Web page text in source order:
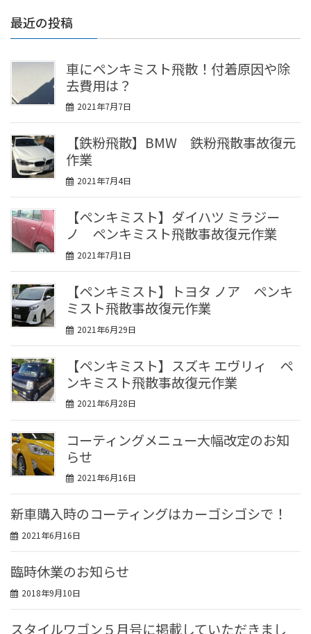
最近の投稿
車にペンキミスト飛散！付着原因や除
去費用は？
2021年7月7日
【鉄粉飛散】BMW 鉄粉飛散事故復元
作業
2021年7月4日
【ペンキミスト】ダイハツ ミラジー
ノ ペンキミスト飛散事故復元作業
2021年7月1日
【ペンキミスト】トヨタ ノア ペンキ
ミスト飛散事故復元作業
2021年6月29日
【ペンキミスト】スズキ エヴリィ ペ
ンキミスト飛散事故復元作業
2021年6月28日
コーティングメニュー大幅改定のお知
らせ
2021年6月16日
新車購入時のコーティングはカーゴシゴシで！
2021年6月16日
臨時休業のお知らせ
2018年9月10日
スタイルワゴン５月号に掲載していただきまし